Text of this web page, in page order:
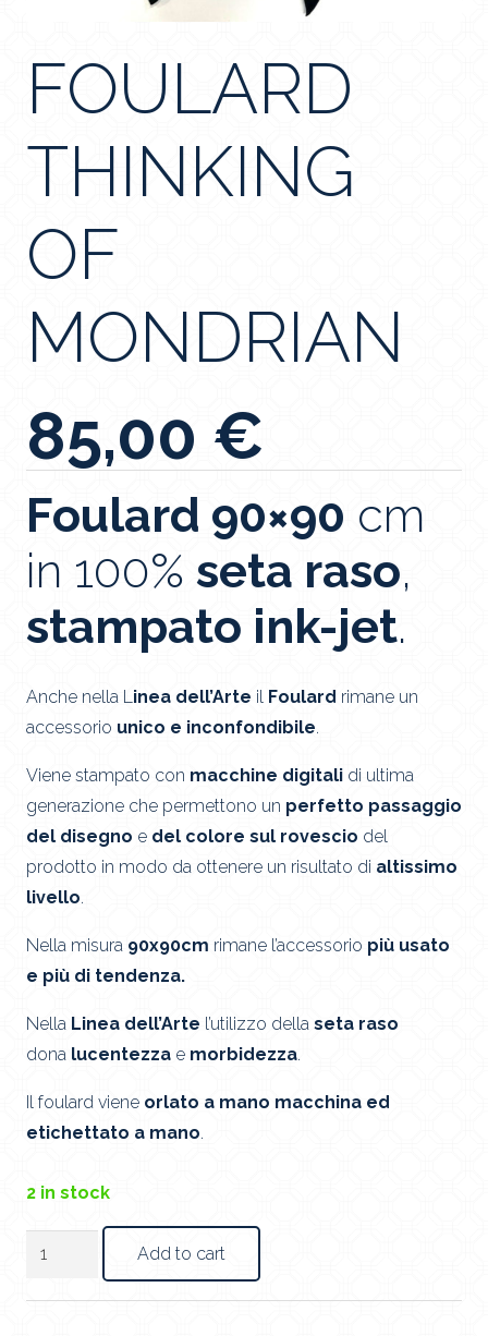
FOULARD
THINKING
OF
MONDRIAN
85,00 €
Foulard 90×90 cm
in 100% seta raso,
stampato ink-jet.
Anche nella Linea dell’Arte il Foulard rimane un
accessorio unico e inconfondibile.
Viene stampato con macchine digitali di ultima
generazione che permettono un perfetto passaggio
del disegno e del colore sul rovescio del
prodotto in modo da ottenere un risultato di altissimo
livello.
Nella misura 90x90cm rimane l’accessorio più usato
e più di tendenza.
Nella Linea dell’Arte l’utilizzo della seta raso
dona lucentezza e morbidezza.
Il foulard viene orlato a mano macchina ed
etichettato a mano.
2 in stock
Of
Add to cart